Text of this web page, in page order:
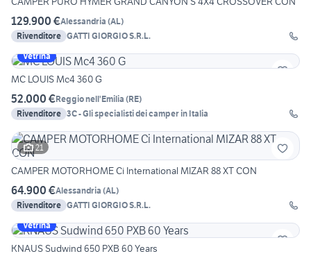
129.900 €Alessandria (AL)
Rivenditore GATTI GIORGIO S.R.L.
Vetrina
MC LOUIS Mc4 360 G
52.000 €Reggio nell'Emilia (RE)
Rivenditore 3C - Gli specialisti dei camper in Italia
21
CAMPER MOTORHOME Ci International MIZAR 88 XT CON
64.900 €Alessandria (AL)
Rivenditore GATTI GIORGIO S.R.L.
Vetrina
KNAUS Sudwind 650 PXB 60 Years